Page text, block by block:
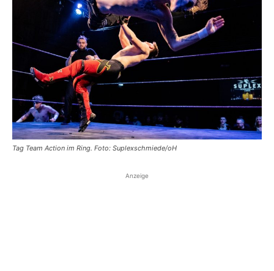
Tag Team Action im Ring. Foto: Suplexschmiede/oH
Anzeige